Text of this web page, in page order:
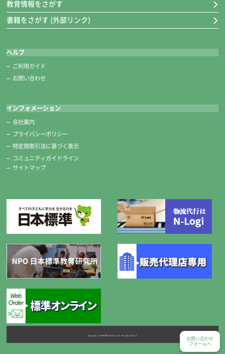
教育情報をさがす
書籍をさがす (外部リンク)
ヘルプ
ご利用ガイド
お問い合わせ
インフォメーション
会社案内
プライバシーポリシー
特定商取引法に基づく表示
コミュニティガイドライン
サイトマップ
Copyright © NIPPONHYOJUN Co.Ltd. All right reserved.
お問い合わせ
フォームへ